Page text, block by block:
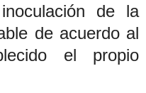
de la
de acuerdo al
el propio